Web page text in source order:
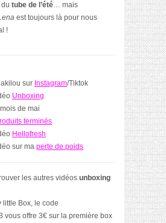
du tube de l’été… mais
est toujours là pour nous
!
sur Instagram/Tiktok
Unboxing
de mai
terminés
Hellofresh
sur ma perte de poids
les autres vidéos unboxing
little Box, le code
vous offre 3€ sur la première box